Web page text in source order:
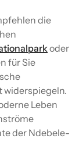
die
oder
für Sie
widerspiegeln.
Leben
der Ndebele-